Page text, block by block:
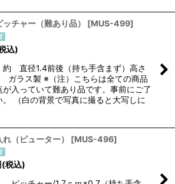
チャー（難あり品） [MUS-499]
込)
約 直径1.4前後（持ち手含まず）高さ
ラス製 ※（注）こちらは全ての商品
が入っていて難あり品です。事前にご了
。 （白の背景で写真に撮ると大写しに
（ピューター） [MUS-496]
(税込)